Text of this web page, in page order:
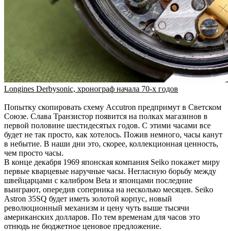
Longines Derbysonic, хронограф начала 70-х годов
Попытку скопировать схему Accutron предпримут в Светском
Союзе. Слава Транзистор появится на полках магазинов в
первой половине шестидесятых годов. С этими часами все
будет не так просто, как хотелось. Пожив немного, часы канут
в небытие. В наши дни это, скорее, коллекционная ценность,
чем просто часы.
В конце декабря 1969 японская компания Seiko покажет миру
первые кварцевые наручные часы. Негласную борьбу между
швейцарцами с калибром Beta и японцами последние
выиграют, опередив соперника на несколько месяцев. Seiko
Astron 35SQ будет иметь золотой корпус, новый
революционный механизм и цену чуть выше тысячи
американских долларов. По тем временам для часов это
отнюдь не бюджетное ценовое предложение.